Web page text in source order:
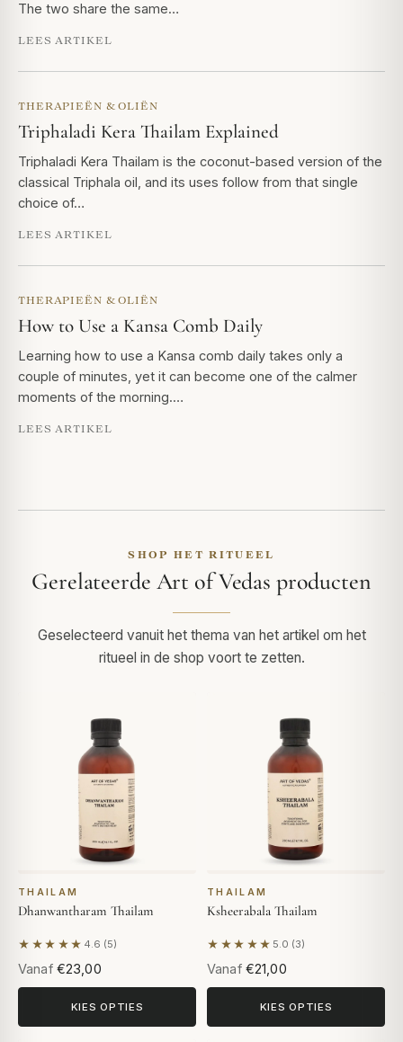
The two share the same…
LEES ARTIKEL
THERAPIEËN & OLIËN
Triphaladi Kera Thailam Explained
Triphaladi Kera Thailam is the coconut-based version of the
classical Triphala oil, and its uses follow from that single
choice of…
LEES ARTIKEL
THERAPIEËN & OLIËN
How to Use a Kansa Comb Daily
Learning how to use a Kansa comb daily takes only a
couple of minutes, yet it can become one of the calmer
moments of the morning.…
LEES ARTIKEL
SHOP HET RITUEEL
Gerelateerde Art of Vedas producten
Geselecteerd vanuit het thema van het artikel om het
ritueel in de shop voort te zetten.
THAILAM
Dhanwantharam Thailam
★★★★★ 4.6 (5)
Gebaseerd op 5 beoordelingen
Vanaf €23,00
KIES OPTIES
THAILAM
Ksheerabala Thailam
★★★★★ 5.0 (3)
Gebaseerd op 3
Vanaf €21,00
KIES OPTIES